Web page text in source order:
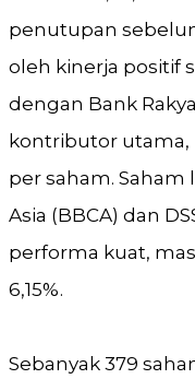
penutupan
oleh kinerja positif
dengan Bank
kontributor utama,
per saham. Saham
Asia (BBCA) dan
performa kuat,
6,15%.
Sebanyak 379